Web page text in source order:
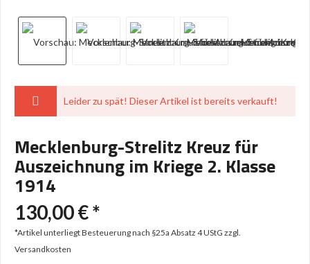
Leider zu spät! Dieser Artikel ist bereits verkauft!
Mecklenburg-Strelitz Kreuz für
Auszeichnung im Kriege 2. Klasse
1914
130,00 € *
*Artikel unterliegt Besteuerung nach §25a Absatz 4 UStG zzgl.
Versandkosten